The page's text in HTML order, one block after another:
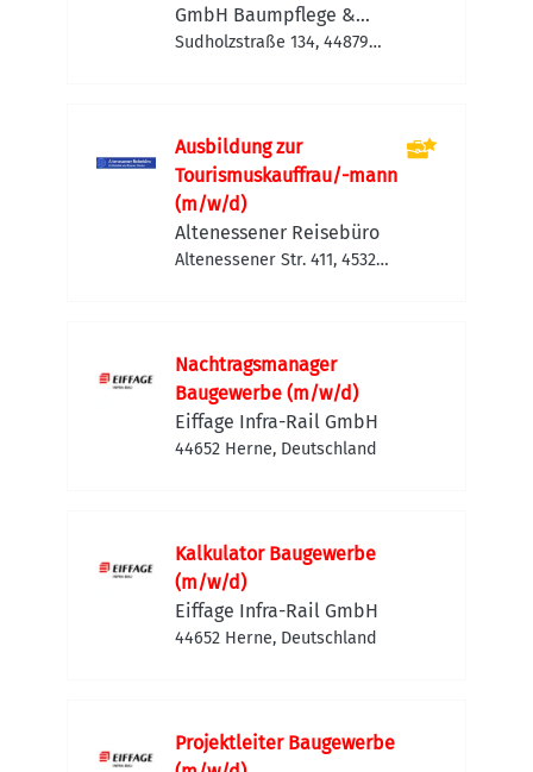
GmbH Baumpflege &
Gartenbau
Sudholzstraße 134, 44879
Ausbildung zur
Tourismuskauffrau/-mann
(m/w/d)
Altenessener Reisebüro
Altenessener Str. 411, 45329
Nachtragsmanager
Baugewerbe (m/w/d)
Eiffage Infra-Rail GmbH
44652 Herne, Deutschland
Kalkulator Baugewerbe
(m/w/d)
Eiffage Infra-Rail GmbH
44652 Herne, Deutschland
Projektleiter Baugewerbe